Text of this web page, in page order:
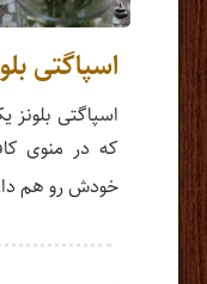
اسپاگتی
اسپاگتی بلونز
که در منوی
خودش رو هم